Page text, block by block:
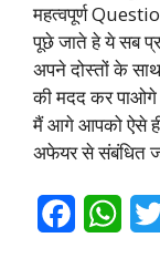
महत्वपूर्ण
पूछे जाते हे ये सब
अपने दोस्तों के
की मदद कर
मैं आगे आपको ऐसे
अफेयर से संबंधित
W